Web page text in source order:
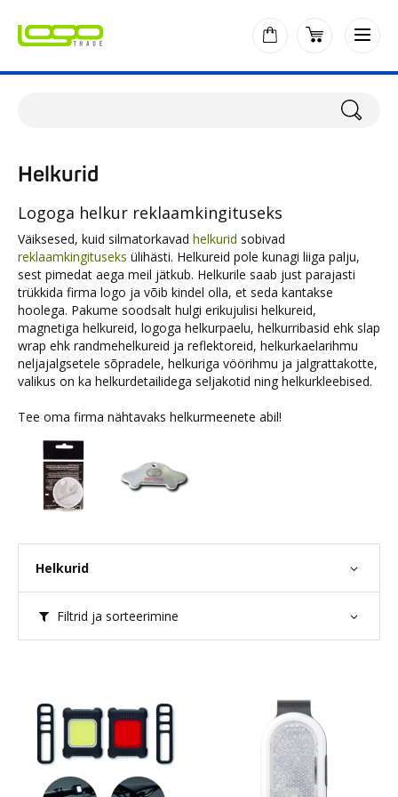
Helkurid
Logoga helkur reklaamkingituseks
Väiksesed, kuid silmatorkavad helkurid sobivad
reklaamkingituseks ülihästi. Helkureid pole kunagi liiga palju,
sest pimedat aega meil jätkub. Helkurile saab just parajasti
trükkida firma logo ja võib kindel olla, et seda kantakse
hoolega. Pakume soodsalt hulgi erikujulisi helkureid,
magnetiga helkureid, logoga helkurpaelu, helkurribasid ehk slap
wrap ehk randmehelkureid ja reflektoreid, helkurkaelarihmu
neljajalgsetele sõpradele, helkuriga vöörihmu ja jalgrattakotte,
valikus on ka helkurdetailidega seljakotid ning helkurkleebised.
Tee oma firma nähtavaks helkurmeenete abil!
Helkurid
Filtrid ja sorteerimine